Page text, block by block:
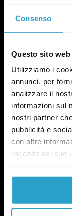
Consenso
Questo sito
Utilizziamo i
annunci, per
analizzare il
informazioni sul
nostri partner
pubblicità e
con altre
raccolto dal suo
NEWSLETTER
POLITICA
OGNI
In questa
questioni di
politica.Qui
Ho preso